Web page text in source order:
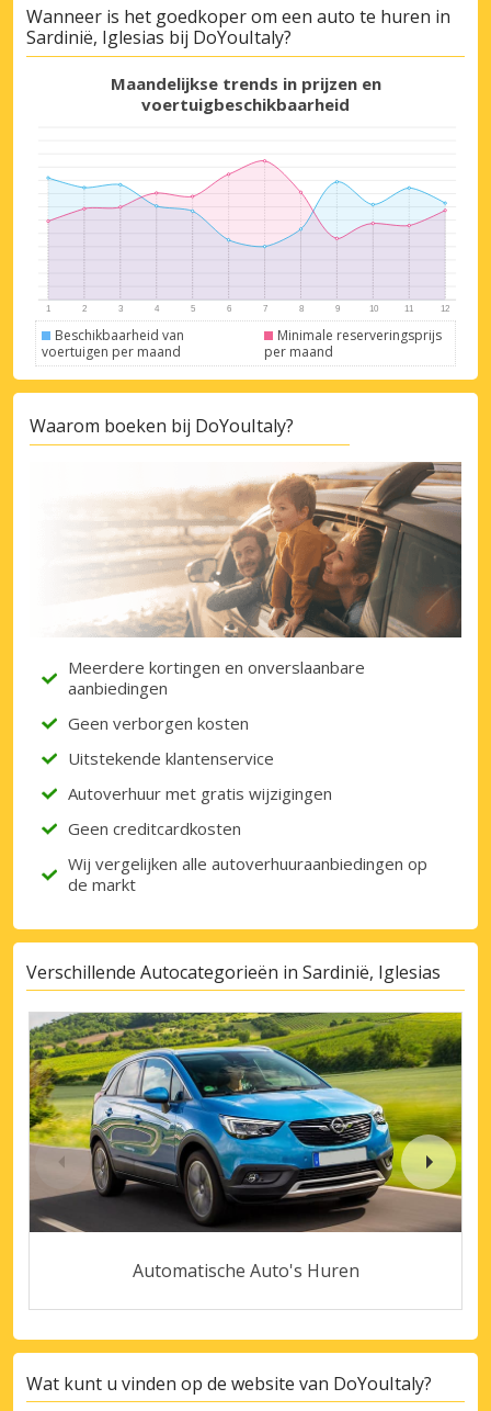
Wanneer is het goedkoper om een auto te huren in
Sardinië, Iglesias bij DoYouItaly?
Maandelijkse trends in prijzen en
voertuigbeschikbaarheid
Beschikbaarheid van
voertuigen per maand
Minimale reserveringsprijs
per maand
Waarom boeken bij DoYouItaly?
Meerdere kortingen en onverslaanbare
aanbiedingen
Geen verborgen kosten
Uitstekende klantenservice
Autoverhuur met gratis wijzigingen
Geen creditcardkosten
Wij vergelijken alle autoverhuuraanbiedingen op
de markt
Verschillende Autocategorieën in Sardinië, Iglesias
Automatische Auto's Huren
Wat kunt u vinden op de website van DoYouItaly?
Krijg toegang tot exclusieve
partneraanbiedingen
Inloggen met eLink